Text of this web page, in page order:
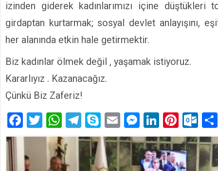
izinden giderek kadınlarımızı içine düştükleri
girdaptan kurtarmak; sosyal devlet anlayışını,
her alanında etkin hale getirmektir.
Biz kadınlar ölmek değil , yaşamak istiyoruz.
Kararlıyız . Kazanacağız.
Çünkü Biz Zaferiz!
Facebook
Twitter
WhatsApp
Telegram
SkypeEmailMessenger
LinkedIn